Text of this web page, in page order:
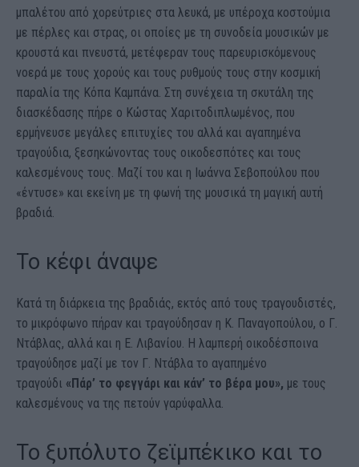
μπαλέτου από χορεύτριες στα λευκά, με υπέροχα κοστούμια
με πέρλες και στρας, οι οποίες με τη συνοδεία μουσικών με
κρουστά και πνευστά, μετέφεραν τους παρευρισκόμενους
νοερά με τους χορούς και τους ρυθμούς τους στην κοσμική
παραλία της Κόπα Καμπάνα. Στη συνέχεια τη σκυτάλη της
διασκέδασης πήρε ο Κώστας Χαριτοδιπλωμένος, που
ερμήνευσε μεγάλες επιτυχίες του αλλά και αγαπημένα
τραγούδια, ξεσηκώνοντας τους οικοδεσπότες και τους
καλεσμένους τους. Μαζί του και η Ιωάννα Σεβοπούλου που
«έντυσε» και εκείνη με τη φωνή της μουσικά τη μαγική αυτή
βραδιά.
Το κέφι άναψε
Κατά τη διάρκεια της βραδιάς, εκτός από τους τραγουδιστές,
το μικρόφωνο πήραν και τραγούδησαν η Κ. Παναγοπούλου, ο Γ.
Ντάβλας, αλλά και η Ε. Λιβανίου. Η λαμπερή οικοδέσποινα
τραγούδησε μαζί με τον Γ. Ντάβλα το αγαπημένο
τραγούδι «Πάρ’ το φεγγάρι και κάν’ το βέρα μου», με τους
καλεσμένους να της πετούν γαρύφαλλα.
To ξυπόλυτο ζεϊμπέκικο και το